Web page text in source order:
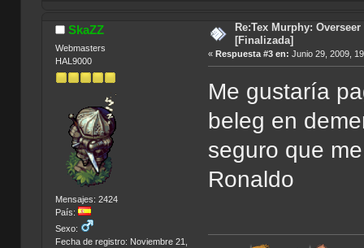
SkaZZ
Webmasters
HAL9000
Mensajes: 2424
País:
Sexo:
Fecha de registro: Noviembre 21,
Re:Tex Murphy:
[Finalizada]
«Respuesta #3 en: Junio 29, 2009,
Me gustaría
beleg en
seguro que
Ronaldo